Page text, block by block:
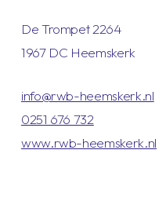
De Trompet 2264
1967 DC Heemskerk
info@rwb-heemskerk.nl
0251 676 732
www.rwb-heemskerk.nl